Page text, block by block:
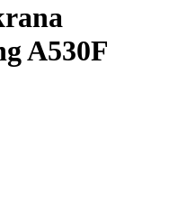
A530F